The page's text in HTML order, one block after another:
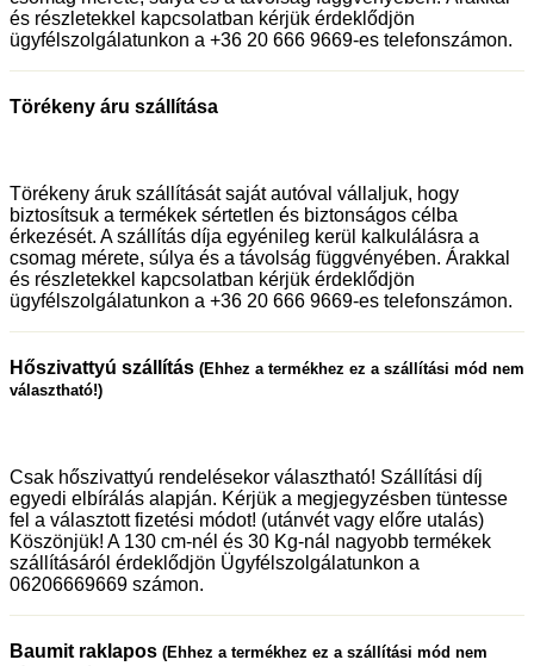
és részletekkel kapcsolatban kérjük érdeklődjön
ügyfélszolgálatunkon a +36 20 666 9669-es telefonszámon.
Törékeny áru szállítása
Törékeny áruk szállítását saját autóval vállaljuk, hogy
biztosítsuk a termékek sértetlen és biztonságos célba
érkezését. A szállítás díja egyénileg kerül kalkulálásra a
csomag mérete, súlya és a távolság függvényében. Árakkal
és részletekkel kapcsolatban kérjük érdeklődjön
ügyfélszolgálatunkon a +36 20 666 9669-es telefonszámon.
Hőszivattyú szállítás (Ehhez a termékhez ez a szállítási mód nem
választható!)
Csak hőszivattyú rendelésekor választható! Szállítási díj
egyedi elbírálás alapján. Kérjük a megjegyzésben tüntesse
fel a választott fizetési módot! (utánvét vagy előre utalás)
Köszönjük! A 130 cm-nél és 30 Kg-nál nagyobb termékek
szállításáról érdeklődjön Ügyfélszolgálatunkon a
06206669669 számon.
Baumit raklapos (Ehhez a termékhez ez a szállítási mód nem